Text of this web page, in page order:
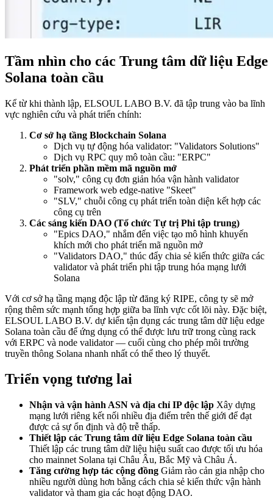
Tầm nhìn cho các Trung tâm dữ liệu Edge
Solana toàn cầu
Kể từ khi thành lập, ELSOUL LABO B.V. đã tập trung vào ba lĩnh
vực nghiên cứu và phát triển chính:
Cơ sở hạ tầng Blockchain Solana
Dịch vụ tự động hóa validator: "Validators Solutions"
Dịch vụ RPC quy mô toàn cầu: "ERPC"
Phát triển phần mềm mã nguồn mở
"solv," công cụ đơn giản hóa vận hành validator
Framework web edge-native "Skeet"
"SLV," chuỗi công cụ phát triển toàn diện kết hợp các
công cụ trên
Các sáng kiến DAO (Tổ chức Tự trị Phi tập trung)
"Epics DAO," nhắm đến việc tạo mô hình khuyến
khích mới cho phát triển mã nguồn mở
"Validators DAO," thúc đẩy chia sẻ kiến thức giữa các
validator và phát triển phi tập trung hóa mạng lưới
Solana
Với cơ sở hạ tầng mạng độc lập từ đăng ký RIPE, công ty sẽ mở
rộng thêm sức mạnh tổng hợp giữa ba lĩnh vực cốt lõi này. Đặc biệt,
ELSOUL LABO B.V. dự kiến tận dụng các trung tâm dữ liệu edge
Solana toàn cầu để ứng dụng có thể được lưu trữ trong cùng rack
với ERPC và node validator — cuối cùng cho phép môi trường
truyền thông Solana nhanh nhất có thể theo lý thuyết.
Triển vọng tương lai
Nhận và vận hành ASN và địa chỉ IP độc lập Xây dựng
mạng lưới riêng kết nối nhiều địa điểm trên thế giới để đạt
được cả sự ổn định và độ trễ thấp.
Thiết lập các Trung tâm dữ liệu Edge Solana toàn cầu
Thiết lập các trung tâm dữ liệu hiệu suất cao được tối ưu hóa
cho mainnet Solana tại Châu Âu, Bắc Mỹ và Châu Á.
Tăng cường hợp tác cộng đồng Giảm rào cản gia nhập cho
nhiều người dùng hơn bằng cách chia sẻ kiến thức vận hành
validator và tham gia các hoạt động DAO.